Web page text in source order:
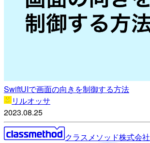
SwiftUIで画面の向きを制御する方法
リルオッサ
2023.08.25
クラスメソッド株式会社